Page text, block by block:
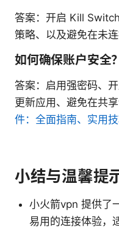
答案：开启 Kill
策略、以及避免在未
如何确保账户安全？
答案：启用强密码、
更新应用、避免在共
件：全面指南、实用
小结与温馨提
小火箭vpn 提供了
易用的连接体验，